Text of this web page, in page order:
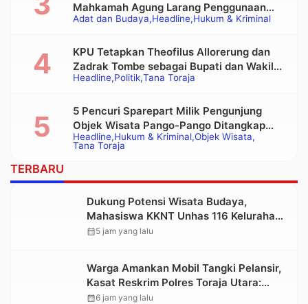
Adat dan Budaya Headline Hukum & Kriminal
Mahkamah Agung Larang Penggunaan
Alat Berat pada Eksekusi Rumah Adat
Headline Politik Tana Toraja
KPU Tetapkan Theofilus Allorerung dan
Zadrak Tombe sebagai Bupati dan Wakil
Bupati Tana Toraja Terpilih
Headline Hukum & Kriminal Objek Wisata
Tana Toraja
5 Pencuri Sparepart Milik Pengunjung
Objek Wisata Pango-Pango Ditangkap
Polisi
TERBARU
Dukung Potensi Wisata Budaya,
Mahasiswa KKNT Unhas 116 Kelurahan
Nonongan Utara Pasang Papan
calendar_month5 jam yang lalu
Warga Amankan Mobil Tangki Pelansir,
Kasat Reskrim Polres Toraja Utara:
Proses Hukum Berjalan Transparan
calendar_month6 jam yang lalu